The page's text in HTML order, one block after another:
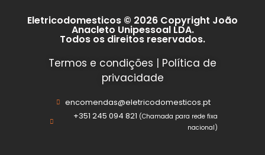
Eletricodomesticos © 2026 Copyright João
Anacleto Unipessoal LDA.
Todos os direitos reservados.
Termos e condições | Política de
privacidade
encomendas@eletricodomesticos.pt
+351 245 094 821 (Chamada para rede fixa
nacional)